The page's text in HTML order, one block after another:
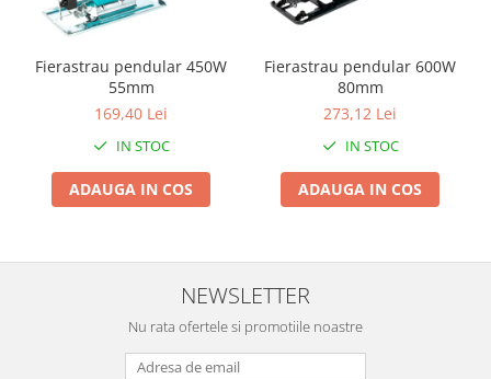
Conectori/doze
Lampi solare
Veioze si Lampi
Aparate de spalat cu presiune si
Accesorii aparatele de spalat cu
Fierastrau pendular 450W
55mm
169,40 Lei
IN STOC
ADAUGA IN COS
Fierastrau pendular 600W
80mm
273,12 Lei
IN STOC
ADAUGA IN COS
NEWSLETTER
Nu rata ofertele si promotiile noastre